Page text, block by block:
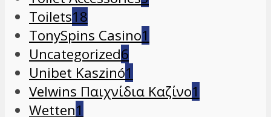
Toilets18
TonySpins Casino1
Uncategorized6
Unibet Kaszinó1
Velwins Παιχνίδια Καζίνο1
Wetten1